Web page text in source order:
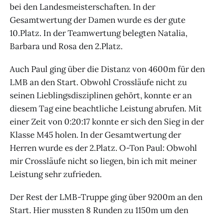
bei den Landesmeisterschaften. In der
Gesamtwertung der Damen wurde es der gute
10.Platz. In der Teamwertung belegten Natalia,
Barbara und Rosa den 2.Platz.
Auch Paul ging über die Distanz von 4600m für den
LMB an den Start. Obwohl Crossläufe nicht zu
seinen Lieblingsdisziplinen gehört, konnte er an
diesem Tag eine beachtliche Leistung abrufen. Mit
einer Zeit von 0:20:17 konnte er sich den Sieg in der
Klasse M45 holen. In der Gesamtwertung der
Herren wurde es der 2.Platz. O-Ton Paul: Obwohl
mir Crossläufe nicht so liegen, bin ich mit meiner
Leistung sehr zufrieden.
Der Rest der LMB-Truppe ging über 9200m an den
Start. Hier mussten 8 Runden zu 1150m um den